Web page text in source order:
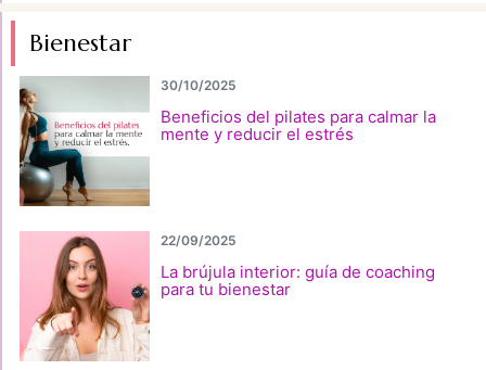
Bienestar
30/10/2025
Beneficios del pilates para calmar la
mente y reducir el estrés
22/09/2025
La brújula interior: guía de coaching
para tu bienestar